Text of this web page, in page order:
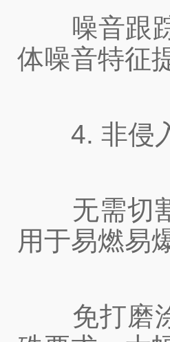
噪音跟踪
体噪音特征
4. 非侵入
无需切割
用于易燃易
免打磨涂